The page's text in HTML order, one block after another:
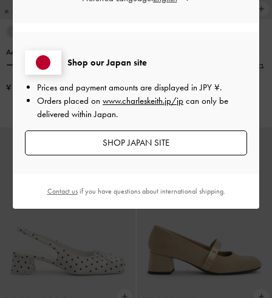
Aelin エイリン キトゥンヒールミュ
ール
エスプレッソブラウン
¥ 9,900
Aelin エイリン キトゥンヒールミュ
¥ 9,900
Shop our Japan site
Prices and payment amounts are displayed inJPY ¥.
Orders placed on www.charleskeith.jp/jp can only be
delivered within Japan.
SHOP JAPAN SITE
Contact usif you have questions about international shipping.